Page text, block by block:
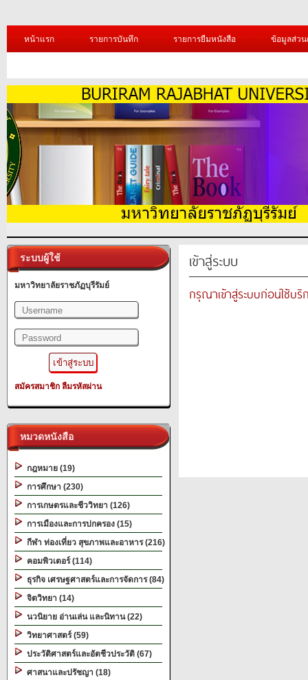
หน้าแรก รายการบันทึก รายการยืมหนังสือ ข้อมูลส่ว
ระบบผู้ใช้
มหาวิทยาลัยราชภัฏบุรีรัมย์
สมัครสมาชิก ลืมรหัสผ่าน
หมวดหนังสือ
กฎหมาย (19)
การศึกษา (230)
การเกษตรและชีววิทยา (126)
การเมืองและการปกครอง (15)
กีฬา ท่องเที่ยว สุขภาพและอาหาร (216)
คอมพิวเตอร์ (114)
ธุรกิจ เศรษฐศาสตร์และการจัดการ (84)
จิตวิทยา (14)
นวนิยาย อ่านเล่น และนิทาน (22)
วิทยาศาสตร์ (59)
ประวัติศาสตร์และอัตชีวประวัติ (67)
ศาสนาและปรัชญา (18)
เข้าสู่ระบบ
กรุณาเข้าสู่ระบบก่อนใช้บริ